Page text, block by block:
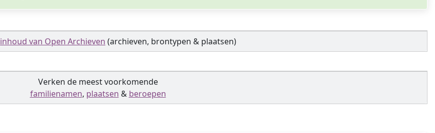
inhoud van Open Archieven (archieven, brontypen & plaatsen)
Verken de meest voorkomende
familienamen, plaatsen & beroepen